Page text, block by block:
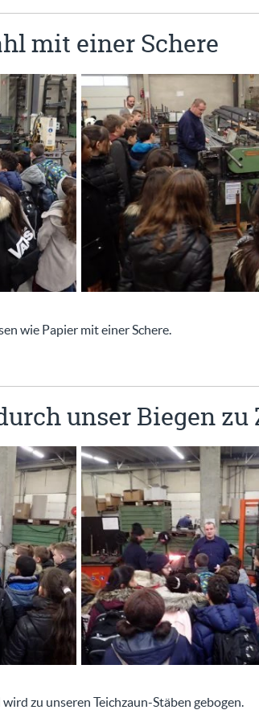
mit einer Schere
wie Papier mit einer Schere.
unser Biegen zu
zu unseren Teichzaun-Stäben gebogen.